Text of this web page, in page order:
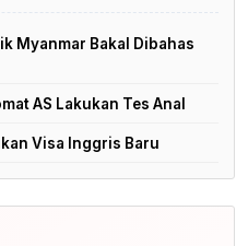
Myanmar Bakal Dibahas
AS Lakukan Tes Anal
Visa Inggris Baru